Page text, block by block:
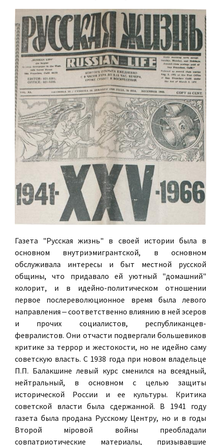
Газета "Русская жизнь" в своей истории была в
основном внутриэмигрантской, в основном
обслуживала интересы и быт местной русской
общины, что придавало ей уютный "домашний"
колорит, и в идейно-политическом отношении
первое послереволюционное время была левого
направления ‒ соответственно влиянию в ней эсеров
и прочих социалистов, республиканцев-
февралистов. Они отчасти подвергали большевиков
критике за террор и жестокости, но не идейно саму
советскую власть. С 1938 года при новом владельце
П.П. Балакшине левый курс сменился на всеядный,
нейтральный, в основном с целью защиты
исторической России и ее культуры. Критика
советской власти была сдержанной. В 1941 году
газета была продана Русскому Центру, но и в годы
Второй мiровой войны преобладали
совпатриотические материалы, призывавшие